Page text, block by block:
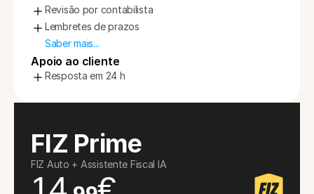
Revisão por contabilista
Lembretes de prazos
Saber mais...
Apoio ao cliente
Resposta em 24 h
FIZ Prime
FIZ Auto + Assistente Fiscal IA